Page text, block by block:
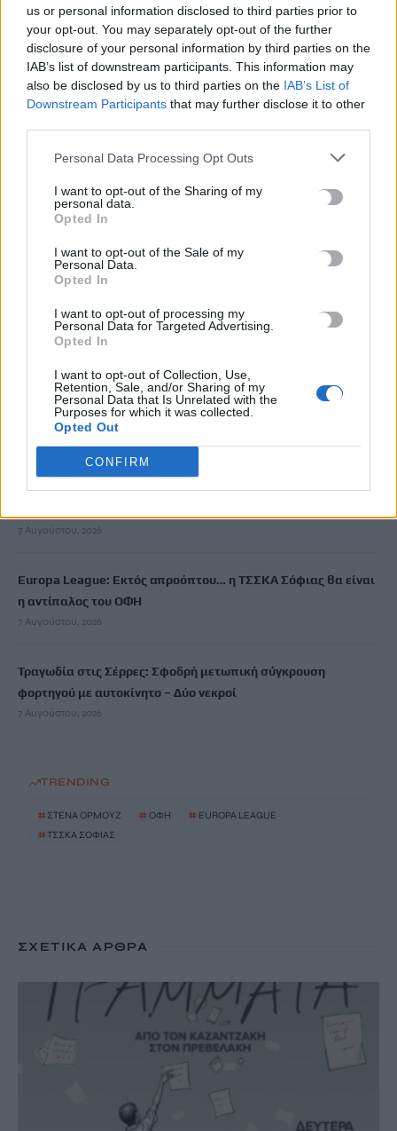
us or personal information disclosed to third parties prior to
your opt-out. You may separately opt-out of the further
disclosure of your personal information by third parties on the
IAB’s list of downstream participants. This information may
also be disclosed by us to third parties on the IAB’s List of
Downstream Participants that may further disclose it to other
Personal Data Processing Opt Outs
I want to opt-out of the Sharing of my
personal data.
Opted In
I want to opt-out of the Sale of my
Personal Data.
Opted In
I want to opt-out of processing my
Personal Data for Targeted Advertising.
Opted In
I want to opt-out of Collection, Use,
Retention, Sale, and/or Sharing of my
Personal Data that Is Unrelated with the
Purposes for which it was collected.
Opted Out
CONFIRM
Θεοδωρικάκος: Συμβάλλουμε στην εθνική ασφάλεια της
πατρίδας μας με νέο αναπτυξιακό καθεστώς για την Άμυνα
7 Αυγούστου, 2026
7 Αυγούστου, 2026
Η απάντηση της ΔΕΠΑΝΑΛ για το άνοιγμα του ενός
7 Αυγούστου, 2026
των αυξημένων μεταναστευτικών ροών
7 Αυγούστου, 2026
Νεκρή ανασύρθηκε 53χρονη από ακάλυπτο πολυκατοικίας
στο Γουδί
Με το «σταγονόμετρο» η διέλευση πλοίων από το Στενό του
7 Αυγούστου, 2026
Europa League: Εκτός απροόπτου… η ΤΣΣΚΑ Σόφιας θα είναι
η αντίπαλος του ΟΦΗ
7 Αυγούστου, 2026
Τραγωδία στις Σέρρες: Σφοδρή μετωπική σύγκρουση
φορτηγού με αυτοκίνητο – Δύο νεκροί
7 Αυγούστου, 2026
TRENDING
# ΣΤΕΝΑ ΟΡΜΟΥΖ # ΟΦΗ # EUROPA LEAGUE
#ΤΣΣΚΑ ΣΟΦΙΑΣ
ΣΧΕΤΙΚΆ ΆΡΘΡΑ